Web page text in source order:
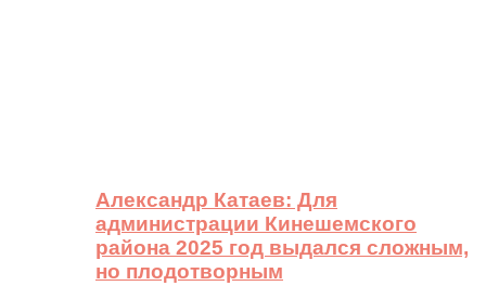
Александр Катаев: Для
администрации Кинешемского
района 2025 год выдался сложным,
но плодотворным